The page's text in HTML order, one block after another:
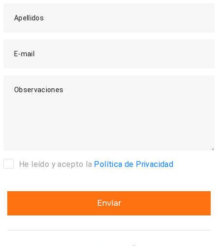
Apellidos
E-mail
Observaciones
He leído y acepto la Política de Privacidad
Enviar